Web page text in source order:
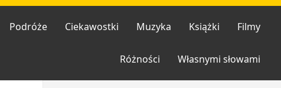
Podróże Ciekawostki Muzyka Książki Filmy
Różności Własnymi słowami